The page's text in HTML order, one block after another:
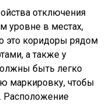
отключения
уровне в местах,
это коридоры рядом
а также у
быть легко
маркировку, чтобы
Расположение